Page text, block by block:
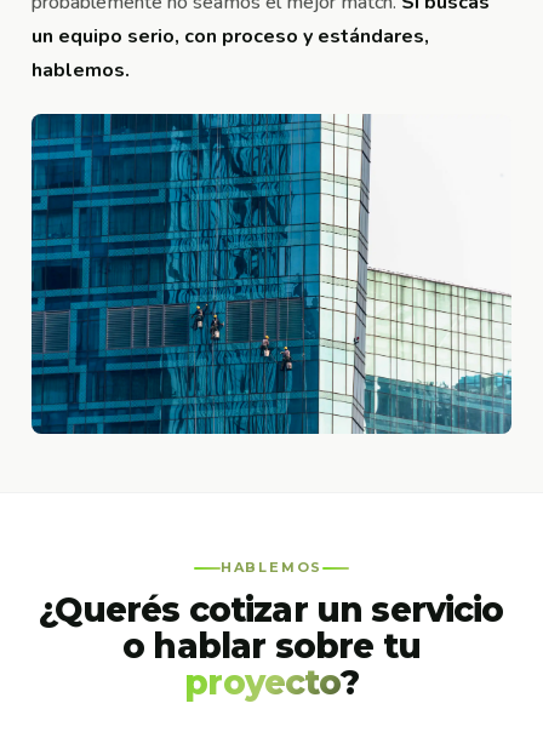
un equipo serio, con proceso y estándares,
hablemos.
HABLEMOS
¿Querés cotizar un servicio
o hablar sobre tu
proyecto?